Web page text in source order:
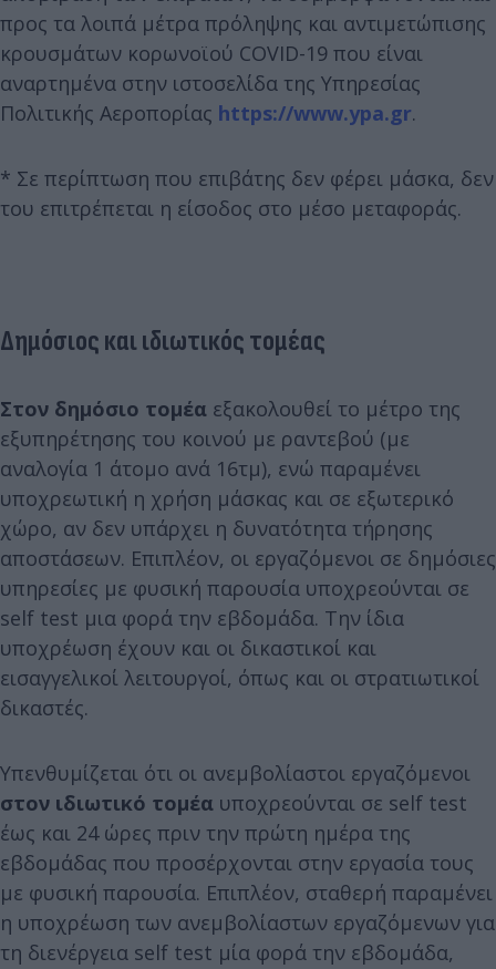
προς τα λοιπά μέτρα πρόληψης και αντιμετώπισης
κρουσμάτων κορωνοϊού COVID-19 που είναι
αναρτημένα στην ιστοσελίδα της Υπηρεσίας
Πολιτικής Αεροπορίας https://www.ypa.gr.
* Σε περίπτωση που επιβάτης δεν φέρει μάσκα, δεν
του επιτρέπεται η είσοδος στο μέσο μεταφοράς.
Δημόσιος και ιδιωτικός τομέας
Στον δημόσιο τομέα εξακολουθεί το μέτρο της
εξυπηρέτησης του κοινού με ραντεβού (με
αναλογία 1 άτομο ανά 16τμ), ενώ παραμένει
υποχρεωτική η χρήση μάσκας και σε εξωτερικό
χώρο, αν δεν υπάρχει η δυνατότητα τήρησης
αποστάσεων. Επιπλέον, οι εργαζόμενοι σε δημόσιες
υπηρεσίες με φυσική παρουσία υποχρεούνται σε
self test μια φορά την εβδομάδα. Την ίδια
υποχρέωση έχουν και οι δικαστικοί και
εισαγγελικοί λειτουργοί, όπως και οι στρατιωτικοί
δικαστές.
Υπενθυμίζεται ότι οι ανεμβολίαστοι εργαζόμενοι
στον ιδιωτικό τομέα υποχρεούνται σε self test
έως και 24 ώρες πριν την πρώτη ημέρα της
εβδομάδας που προσέρχονται στην εργασία τους
με φυσική παρουσία. Επιπλέον, σταθερή παραμένει
η υποχρέωση των ανεμβολίαστων εργαζόμενων για
τη διενέργεια self test μία φορά την εβδομάδα,